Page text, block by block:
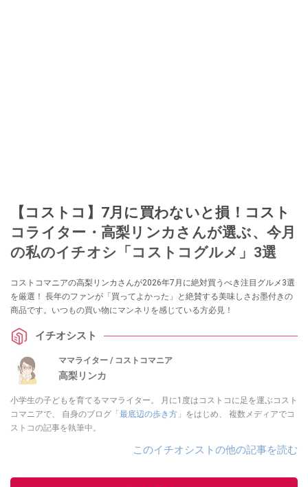
【コストコ】7月に買わないと損！コスト
コライター・高梨リンカさんが選ぶ、今月
の私のイチオシ「コストコグルメ」3選
コストコマニアの高梨リンカさんが2026年7月に絶対買うべき注目グルメ3選
を厳選！ 長年のファンが「買ってよかった」と絶賛する美味しさお墨付きの
商品です。いつもの買い物にマンネリを感じている方必見！
イチオシスト
ママライター / コストコマニア
高梨リンカ
小学生の子どもを育てるママライター。 月に1度はコストコに足を運ぶコスト
コマニアで、 自身のブログ 「最底辺の歩き方」 をはじめ、 複数メディアでコ
ストコの記事を執筆中。
このイチオシストの他の記事を読む